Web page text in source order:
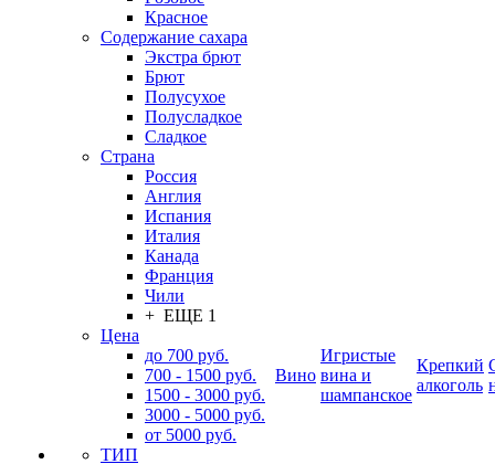
Красное
Содержание сахара
Экстра брют
Брют
Полусухое
Полусладкое
Сладкое
Страна
Россия
Англия
Испания
Италия
Канада
Франция
Чили
+ ЕЩЕ 1
Цена
до 700 руб.
700 - 1500 руб.
1500 - 3000 руб.
3000 - 5000 руб.
от 5000 руб.
ТИП
Вино
Игристые
вина и
шампанское
Крепкий
алкоголь